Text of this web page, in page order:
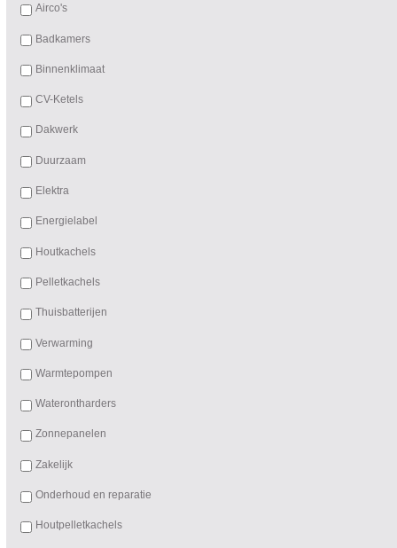
Airco's
Badkamers
Binnenklimaat
CV-Ketels
Dakwerk
Duurzaam
Elektra
Energielabel
Houtkachels
Pelletkachels
Thuisbatterijen
Verwarming
Warmtepompen
Waterontharders
Zonnepanelen
Zakelijk
Onderhoud en reparatie
Houtpelletkachels